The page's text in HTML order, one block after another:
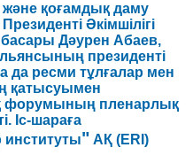
және қоғамдық даму
Әкімшілігі
Дәурен Абаев,
президенті
да ресми тұлғалар мен
қатысуымен
форумының пленарлық
Іс-шараға
институты" АҚ (ERI)